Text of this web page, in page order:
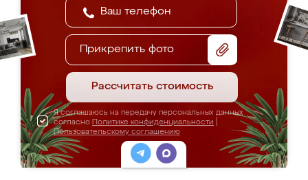
Прикрепить фото
Рассчитать стоимость
Я соглашаюсь на передачу персональных данных
согласно Политике конфиденциальности
Пользовательскому соглашению